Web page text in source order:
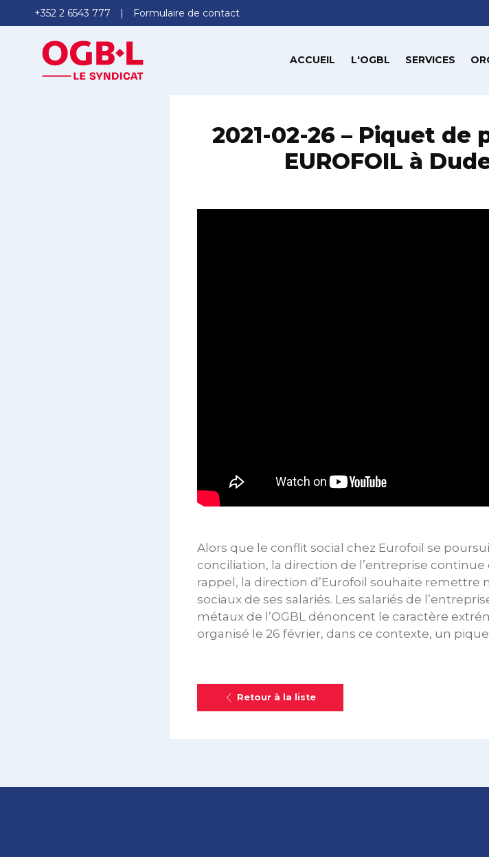
+352 2 6543 777 Formulaire de contact
ACCUEIL L'OGBL SERVICES
2021-02-26 – Piquet
EUROFOIL à
Alors que le conflit social chez Eurofoil se
conciliation, la direction de l’entreprise
rappel, la direction d’Eurofoil souhaite remettre
sociaux de ses salariés. Les salariés de
métaux de l’OGBL dénoncent le caractère
organisé le 26 février, dans ce contexte, un
Retour à la liste